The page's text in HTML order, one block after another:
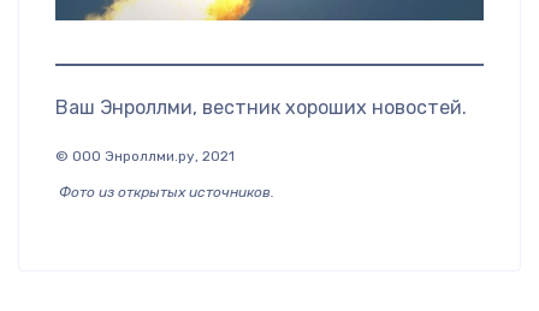
Ваш Энроллми, вестник хороших новостей.
© ООО Энроллми.ру, 2021
Фото из открытых источников.